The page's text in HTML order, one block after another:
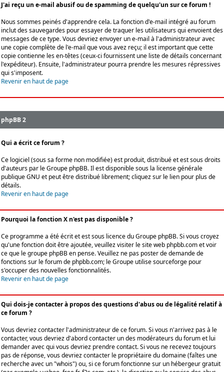
J'ai reçu un e-mail abusif ou de spamming de quelqu'un sur ce forum !
Nous sommes peinés d'apprendre cela. La fonction d'e-mail intégré au forum
inclut des sauvegardes pour essayer de traquer les utilisateurs qui envoient des
messages de ce type. Vous devriez envoyer un e-mail à l'administrateur avec
une copie complète de l'e-mail que vous avez reçu; il est important que cette
copie contienne les en-têtes (ceux-ci fournissent une liste de détails concernant
l'expéditeur). Ensuite, l'administrateur pourra prendre les mesures répressives
qui s'imposent.
Revenir en haut de page
phpBB 2
Qui a écrit ce forum ?
Ce logiciel (sous sa forme non modifiée) est produit, distribué et est sous droits
d'auteurs par leGroupe phpBB. Il est disponible sous la license générale
publique GNU et peut être distribué librement; cliquez sur le lien pour plus de
détails.
Revenir en haut de page
Pourquoi la fonction X n'est pas disponible ?
Ce programme a été écrit et est sous licence du Groupe phpBB. Si vous croyez
qu'une fonction doit être ajoutée, veuillez visiter le site web phpbb.com et voir
ce que le groupe phpBB en pense. Veuillez ne pas poster de demande de
fonctions sur le forum de phpbb.com; le Groupe utilise sourceforge pour
s'occuper des nouvelles fonctionnalités.
Revenir en haut de page
Qui dois-je contacter à propos des questions d'abus ou de légalité relatif à
ce forum ?
Vous devriez contacter l'administrateur de ce forum. Si vous n'arrivez pas à le
contacter, vous devriez d'abord contacter un des modérateurs du forum et lui
demander avec qui vous devriez prendre contact. Si vous ne recevez toujours
pas de réponse, vous devriez contacter le propriétaire du domaine (faîtes une
recherche avec un "whois") ou, si ce forum fonctionne sur un hébergeur gratuit